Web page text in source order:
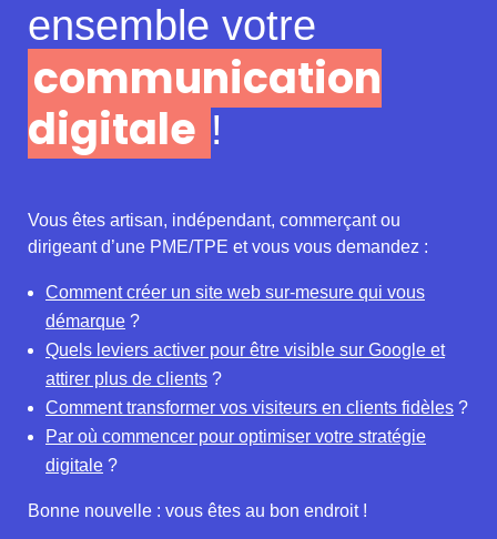
ensemble votre
communication
digitale !
Vous êtes artisan, indépendant, commerçant ou
dirigeant d’une PME/TPE et vous vous demandez :
Comment créer un site web sur-mesure qui vous
démarque ?
Quels leviers activer pour être visible sur Google et
attirer plus de clients ?
Comment transformer vos visiteurs en clients fidèles ?
Par où commencer pour optimiser votre stratégie
digitale ?
Bonne nouvelle : vous êtes au bon endroit !